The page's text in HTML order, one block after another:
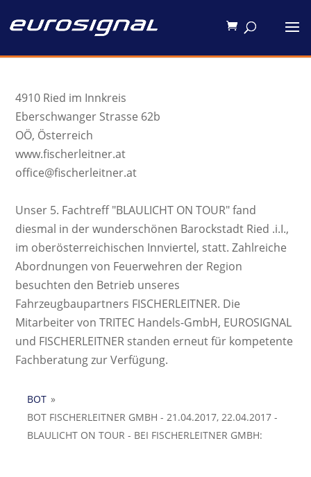
4910 Ried im Innkreis
Eberschwanger Strasse 62b
OÖ, Österreich
www.fischerleitner.at
office@fischerleitner.at
Unser 5. Fachtreff "BLAULICHT ON TOUR" fand
diesmal in der wunderschönen Barockstadt Ried .i.I.,
im oberösterreichischen Innviertel, statt. Zahlreiche
Abordnungen von Feuerwehren der Region
besuchten den Betrieb unseres
Fahrzeugbaupartners FISCHERLEITNER. Die
Mitarbeiter von TRITEC Handels-GmbH, EUROSIGNAL
und FISCHERLEITNER standen erneut für kompetente
Fachberatung zur Verfügung.
BOT »
BOT FISCHERLEITNER GMBH - 21.04.2017, 22.04.2017 -
BLAULICHT ON TOUR - BEI FISCHERLEITNER GMBH: